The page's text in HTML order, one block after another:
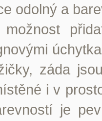
odolný a
záda
i v
je